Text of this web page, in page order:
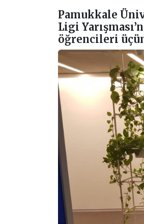
Pamukkale
Ligi
öğrencileri